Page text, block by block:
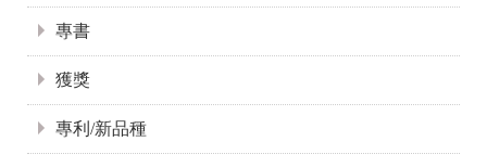
專書
獲獎
專利/新品種